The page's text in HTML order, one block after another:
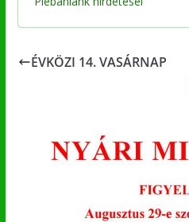
ÉVKÖZI 14. VASÁRNAP